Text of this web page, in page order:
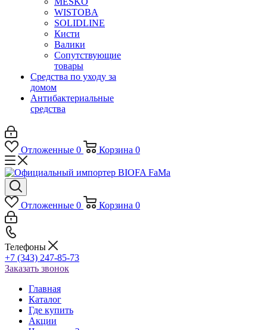
WISTOBA
SOLIDLINE
Кисти
Валики
Сопутствующие
товары
Средства по уходу за
домом
Антибактериальные
средства
Отложенные 0 Корзина 0
Отложенные 0 Корзина 0
Телефоны
+7 (343) 247-85-73
Заказать звонок
Главная
Каталог
Где купить
Акции